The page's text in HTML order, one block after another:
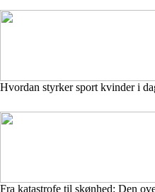
Hvordan styrker sport kvinder i
Fra katastrofe til skønhed: Den